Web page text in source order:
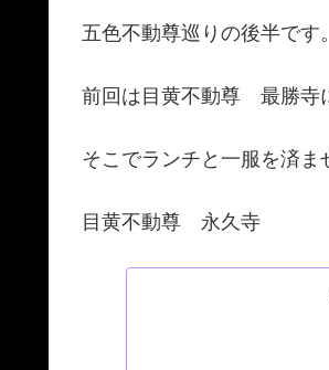
五色不動尊巡りの後半です。
前回は目黄不動尊 最勝寺
そこでランチと一服を済
目黄不動尊 永久寺